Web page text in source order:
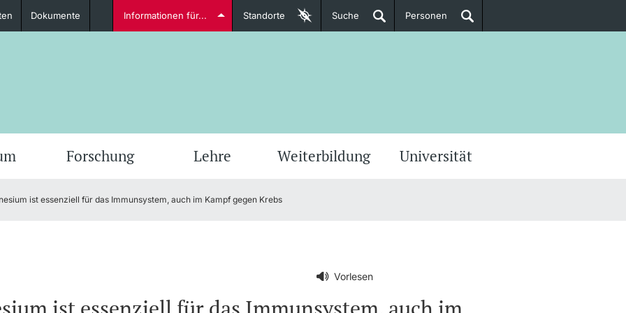
Dozierende
Dokumente Informationen für... Standorte Suche Personen
Forschung Lehre Weiterbildung Universität
ist essenziell für das Immunsystem, auch im Kampf gegen Krebs
Vorlesen